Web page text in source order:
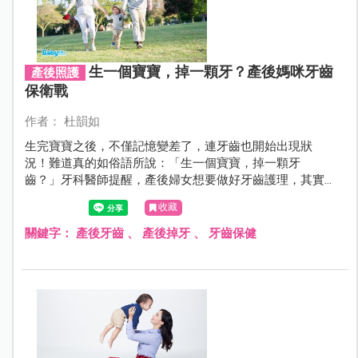
產後照護
生一個寶寶，掉一顆牙？產後媽咪牙齒
保衛戰
作者： 杜韻如
生完寶寶之後，不僅記憶變差了，連牙齒也開始出現狀
況！難道真的如俗語所說：「生一個寶寶，掉一顆牙
齒？」牙科醫師提醒，產後婦女想要做好牙齒護理，其實
並非靠營養補充，正確的口腔清潔與及時治療才是上策！
收藏
關鍵字： 產後牙齒、 產後掉牙、 牙齒保健